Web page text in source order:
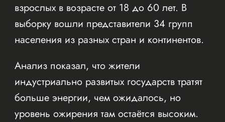
взрослых в возрасте от 18 до 60 лет. В
выборку вошли представители 34 групп
населения из разных стран и континентов.
Анализ показал, что жители
индустриально развитых государств тратят
больше энергии, чем ожидалось, но
уровень ожирения там остаётся высоким.